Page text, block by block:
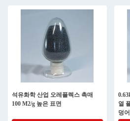
석유화학 산업 오레플렉스 촉매
100 M2/g 높은 표면
열
덩